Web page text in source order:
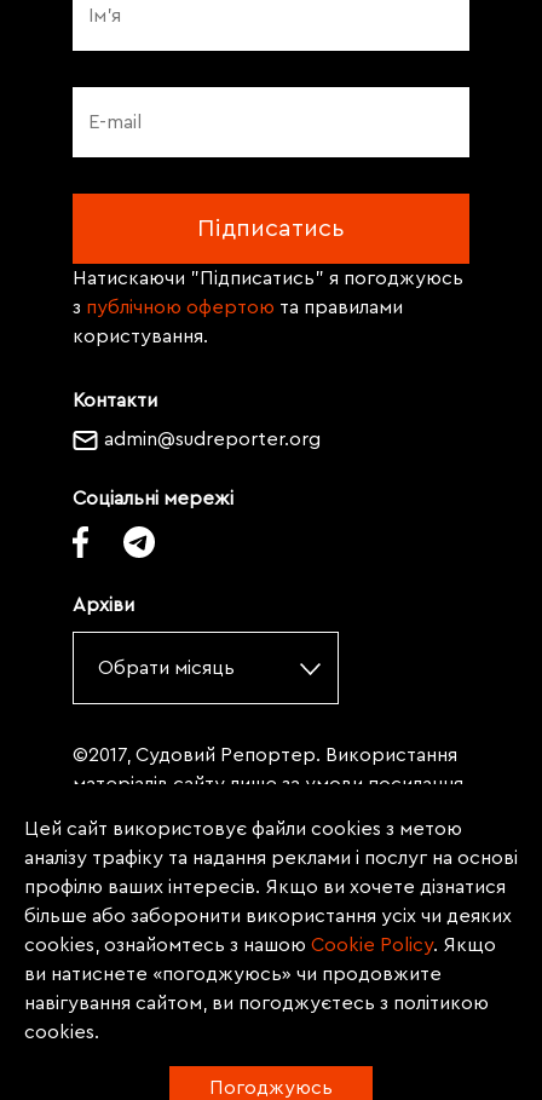
Контакти
admin@sudreporter.org
Соціальні мережі
Архіви
Обрати місяць
Натискаючи "Підписатись" я погоджуюсь
з публічною офертою та правилами
користування.
©2017, Судовий Репортер. Використання
матеріалів сайту лише за умови посилання
«Судовий репортер» не нижче третього
абзацу. Матеріали, щодо яких міститься
заборона на повну републікацію
(передрук, копіювання, відтворення або
інше використання), заборонено
передруковувати без згоди редакції.
Матеріали з позначкою PROMOTED, ЗА
Цей сайт використовує файли cookies з метою
аналізу трафіку та надання реклами і послуг на основі
профілю ваших інтересів. Якщо ви хочете дізнатися
більше або заборонити використання усіх чи деяких
cookies, ознайомтесь з нашою Сookie Policy. Якщо
ви натиснете «погоджуюсь» чи продовжите
навігування сайтом, ви погоджуєтесь з політикою
cookies.
Погоджуюсь